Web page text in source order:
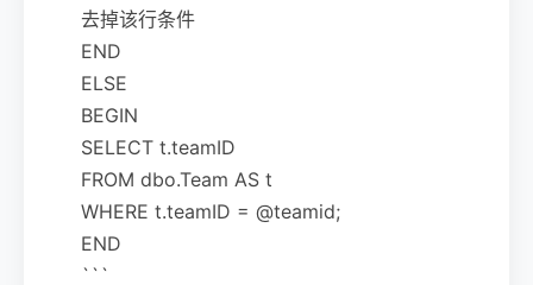
去掉该行条件
END
ELSE
BEGIN
SELECT t.teamID
FROM dbo.Team AS t
WHERE t.teamID = @teamid;
END
```